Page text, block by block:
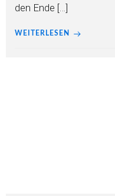
den Ende […]
WEITERLESEN